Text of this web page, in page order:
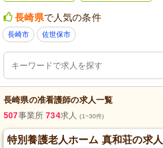
長崎県で人気の条件
長崎市 佐世保市
長崎県の准看護師の求人一覧
507事業所 734求人(1~30件)
特別養護老人ホーム 真和荘の求人